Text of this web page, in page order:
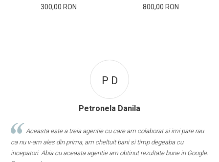
300,00 RON 800,00 RON
am colaborat si imi pare rau
si timp degeaba cu
rezultate bune in Google.
Servicii profesionale la un preț
rapiditate in lucru. recomand